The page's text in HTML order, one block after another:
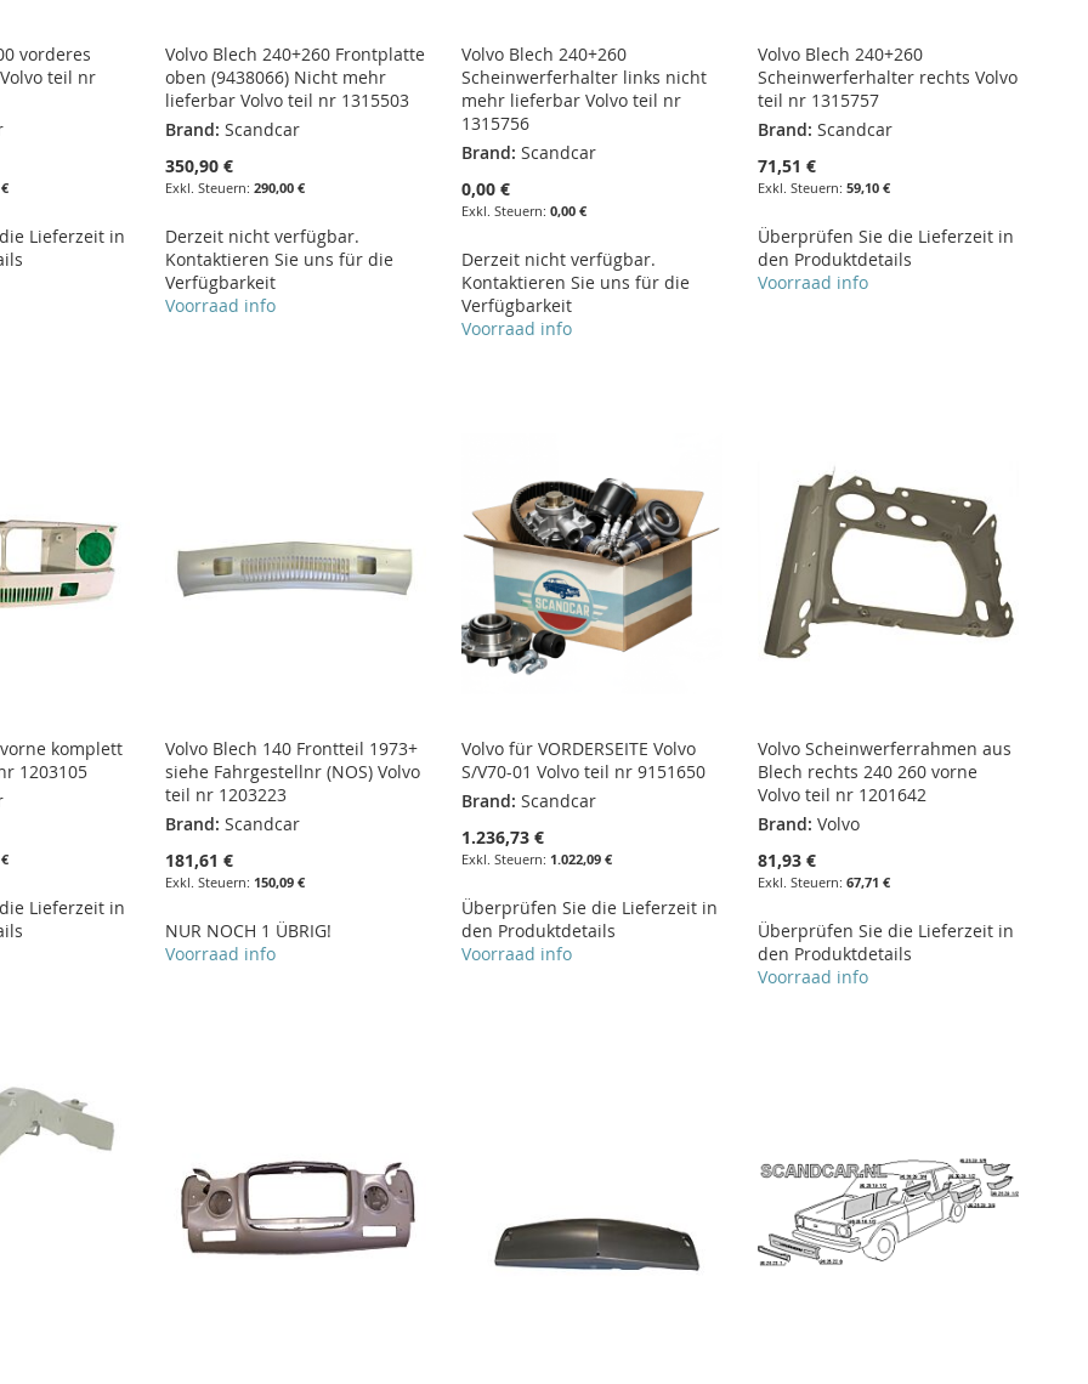
vorderes
teil nr
Lieferzeit in
Volvo Blech 240+260 Frontplatte
oben (9438066) Nicht mehr
lieferbar Volvo teil nr 1315503
Brand: Scandcar
350,90 €
290,00 €
Derzeit nicht verfügbar.
Kontaktieren Sie uns für die
Verfügbarkeit
Voorraad info
Volvo Blech 240+260
Scheinwerferhalter links nicht
mehr lieferbar Volvo teil nr
1315756
Brand: Scandcar
0,00 €
0,00 €
Derzeit nicht verfügbar.
Kontaktieren Sie uns für die
Verfügbarkeit
Voorraad info
Volvo Blech 240+260
Scheinwerferhalter rechts Volvo
teil nr 1315757
Brand: Scandcar
71,51 €
59,10 €
Überprüfen Sie die Lieferzeit in
den Produktdetails
Voorraad info
komplett
1203105
Lieferzeit in
Volvo Blech 140 Frontteil 1973+
siehe Fahrgestellnr (NOS) Volvo
teil nr 1203223
Brand: Scandcar
181,61 €
150,09 €
NUR NOCH 1 ÜBRIG!
Voorraad info
Volvo für VORDERSEITE Volvo
S/V70-01 Volvo teil nr 9151650
Brand: Scandcar
1.236,73 €
1.022,09 €
Überprüfen Sie die Lieferzeit in
den Produktdetails
Voorraad info
Volvo Scheinwerferrahmen aus
Blech rechts 240 260 vorne
Volvo teil nr 1201642
Brand: Volvo
81,93 €
67,71 €
Überprüfen Sie die Lieferzeit in
den Produktdetails
Voorraad info